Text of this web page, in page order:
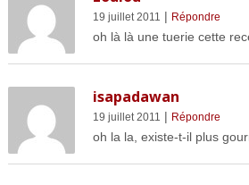
19 juillet 2011 | Répondre
oh là là une tuerie cette
isapadawan
19 juillet 2011 | Répondre
oh la la, existe-t-il plus